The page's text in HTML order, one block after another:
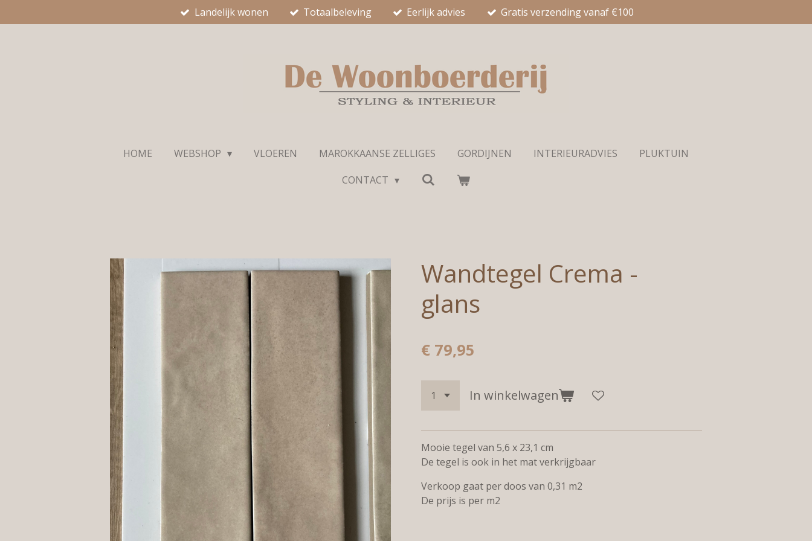
direct
Landelijk wonen Totaalbeleving Eerlijk advies Gratis verzending vanaf €100
HOME WEBSHOP VLOEREN MAROKKAANSE ZELLIGES GORDIJNEN INTERIEURADVIES
PLUKTUIN
CONTACT
Wandtegel Crema -
glans
€ 79,95
In winkelwagen
Mooie tegel van 5,6 x 23,1 cm
De tegel is ook in het mat verkrijgbaar
Verkoop gaat per doos van 0,31 m2
De prijs is per m2